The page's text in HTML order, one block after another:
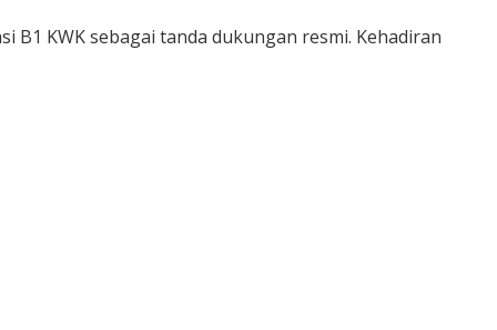
B1 KWK sebagai tanda dukungan resmi. Kehadiran